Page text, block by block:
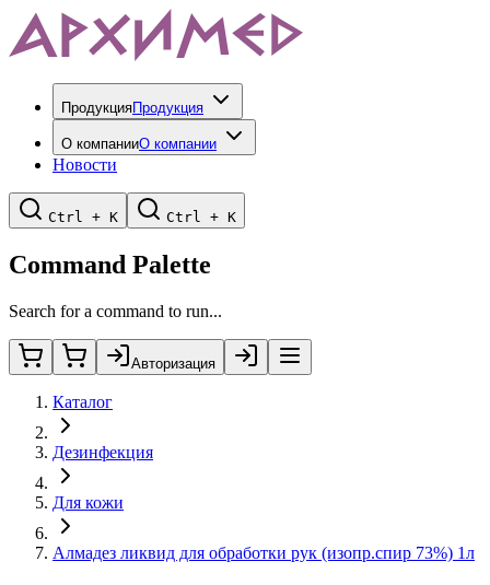
ПродукцияПродукция
О компанииО компании
Новости
Ctrl + K Ctrl + K
Command Palette
Search for a command to run...
Авторизация
Каталог
Дезинфекция
Для кожи
Алмадез ликвид для обработки рук (изопр.спир 73%) 1л